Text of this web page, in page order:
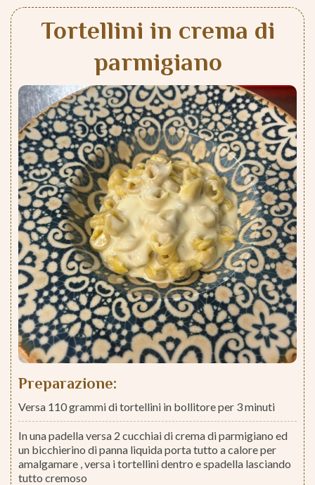
Tortellini in crema di
parmigiano
Preparazione:
Versa 110 grammi di tortellini in bollitore per 3 minuti
In una padella versa 2 cucchiai di crema di parmigiano ed
un bicchierino di panna liquida porta tutto a calore per
amalgamare , versa i tortellini dentro e spadella lasciando
tutto cremoso